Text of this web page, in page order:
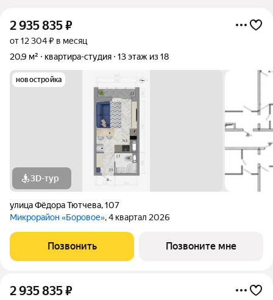
2 935 835₽
от 12 304 ₽ в месяц
20,9 м²
квартира-студия 13 этаж из 18
новостройка
3D-тур
улица Фёдора Тютчева,107
Микрорайон «Боровое», 4 квартал 2026
Позвонить Позвоните мне
2 935 835₽